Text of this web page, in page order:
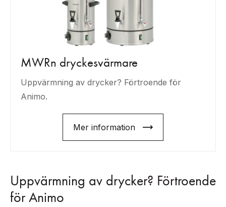
MWRn dryckesvärmare
Uppvärmning av drycker? Förtroende för
Animo.
Mer information
Uppvärmning av drycker? Förtroende
för Animo